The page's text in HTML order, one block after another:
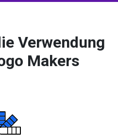
Verwendung
Makers